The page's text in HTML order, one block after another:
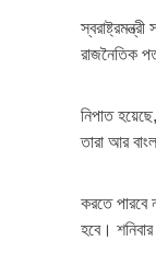
রাজনৈতিক
নিপাত
তারা আর
করতে পারবে
হবে।